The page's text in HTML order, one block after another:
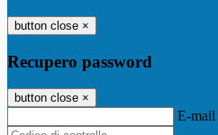
button close ×
Recupero password
button close ×
E-mail